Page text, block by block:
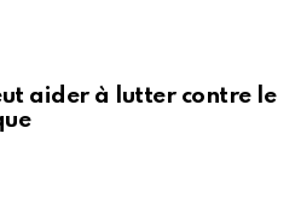
aider à lutter contre le